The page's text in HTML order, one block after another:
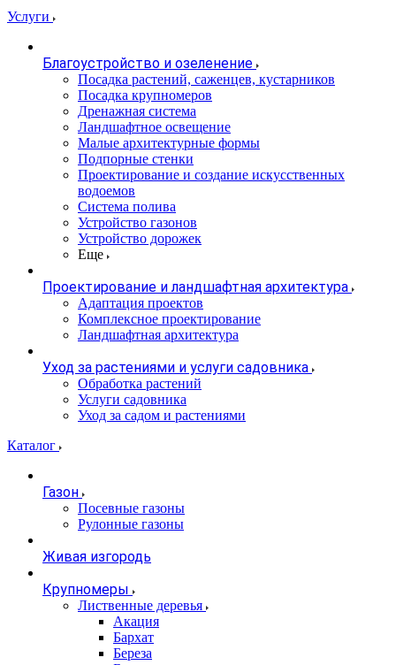
Услуги
Благоустройство и озеленение
Посадка растений, саженцев, кустарников
Посадка крупномеров
Дренажная система
Ландшафтное освещение
Малые архитектурные формы
Подпорные стенки
Проектирование и создание искусственных
водоемов
Система полива
Устройство газонов
Устройство дорожек
Еще
Проектирование и ландшафтная архитектура
Адаптация проектов
Комплексное проектирование
Ландшафтная архитектура
Уход за растениями и услуги садовника
Обработка растений
Услуги садовника
Уход за садом и растениями
Каталог
Газон
Посевные газоны
Рулонные газоны
Живая изгородь
Крупномеры
Лиственные деревья
Акация
Бархат
Береза